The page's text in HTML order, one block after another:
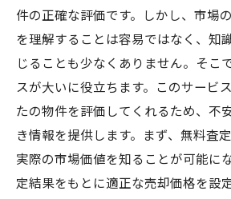
件の正確な評価です。しかし、市場
を理解することは容易ではなく、知
じることも少なくありません。そこ
スが大いに役立ちます。このサービ
たの物件を評価してくれるため、不
き情報を提供します。まず、無料査
実際の市場価値を知ることが可能に
定結果をもとに適正な売却価格を設